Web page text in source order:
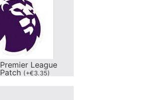
Premier League
Patch (+€3.35)